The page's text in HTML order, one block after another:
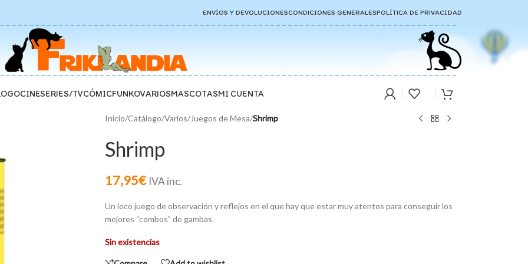
ENVÍOS Y DEVOLUCIONESCONDICIONES GENERALESPOLÍTICA DE PRIVACIDAD
CINESERIES/TVCÓMICFUNKOVARIOSMASCOTASMI CUENTA
Inicio/Catálogo/Varios/Juegos de Mesa/Shrimp
Shrimp
17,95€ IVA inc.
Un loco juego de observación y reflejos en el que hay que estar muy atentos para conseguir los
mejores “combos” de gambas.
Sin existencias